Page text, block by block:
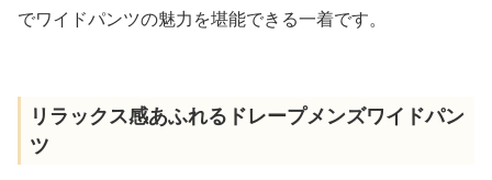
でワイドパンツの魅力を堪能できる一着です。
リラックス感あふれるドレープメンズワイドパン
ツ